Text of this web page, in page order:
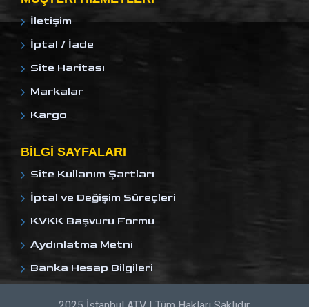
İletişim
İptal / İade
Site Haritası
Markalar
Kargo
BILGI SAYFALARI
Site Kullanım Şartları
İptal ve Değişim Süreçleri
KVKK Başvuru Formu
Aydınlatma Metni
Banka Hesap Bilgileri